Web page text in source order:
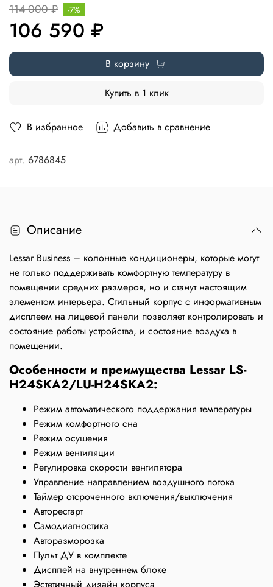
В избранное Добавить в сравнение
арт. 6786845
114 000 ₽
106 590 ₽
-7%
В корзину
Купить в 1 клик
Описание
Lessar Business – колонные кондиционеры, которые могут
не только поддерживать комфортную температуру в
помещении средних размеров, но и станут настоящим
элементом интерьера. Стильный корпус с информативным
дисплеем на лицевой панели позволяет контролировать и
состояние работы устройства, и состояние воздуха в
помещении.
Особенности и преимущества Lessar LS-
H24SKA2/LU-H24SKA2:
Режим автоматического поддержания температуры
Режим комфортного сна
Режим осушения
Режим вентиляции
Регулировка скорости вентилятора
Управление направлением воздушного потока
Таймер отсроченного включения/выключения
Авторестарт
Самодиагностика
Авторазморозка
Пульт ДУ в комплекте
Дисплей на внутреннем блоке